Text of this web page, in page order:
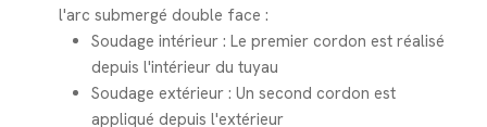
l'arc submergé double face :
Soudage intérieur : Le premier cordon est réalisé
depuis l'intérieur du tuyau
Soudage extérieur : Un second cordon est
appliqué depuis l'extérieur